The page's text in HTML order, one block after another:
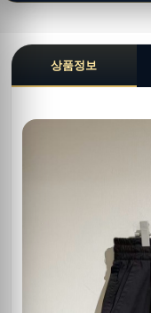
상품정보